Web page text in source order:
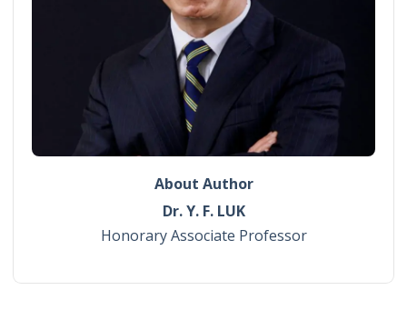
About Author
Dr. Y. F. LUK
Honorary Associate Professor